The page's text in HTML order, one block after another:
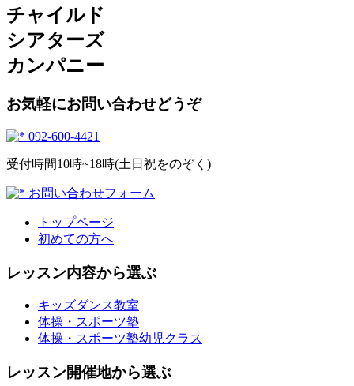
チャイルド
シアターズ
カンパニー
お気軽にお問い合わせどうぞ
092-600-4421
受付時間10時~18時(土日祝をのぞく)
お問い合わせフォーム
トップページ
初めての方へ
レッスン内容から選ぶ
キッズダンス教室
体操・スポーツ塾
体操・スポーツ塾幼児クラス
レッスン開催地から選ぶ